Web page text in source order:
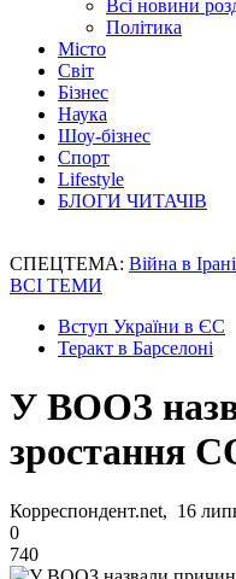
Всі новини
Політика
Місто
Світ
Бізнес
Наука
Шоу-бізнес
Спорт
Lifestyle
БЛОГИ ЧИТАЧІВ
СПЕЦТЕМА: Війна в Ірані
ВСІ ТЕМИ
Вступ України в ЄС
Теракт в Барселоні
У ВООЗ
зростання
Корреспондент.net, 16
0
740